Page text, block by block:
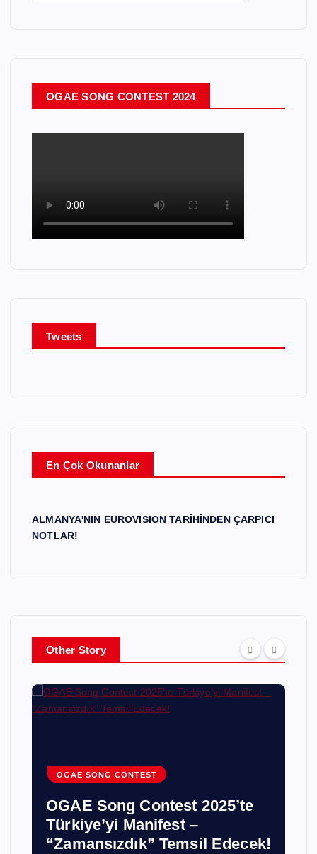
OGAE SONG CONTEST 2024
Tweets
En Çok Okunanlar
ALMANYA'NIN EUROVISION TARİHİNDEN ÇARPICI
NOTLAR!
Other Story
OGAE SONG CONTEST
OGAE Song Contest 2025’te
Türkiye’yi Manifest –
“Zamansızdık” Temsil Edecek!